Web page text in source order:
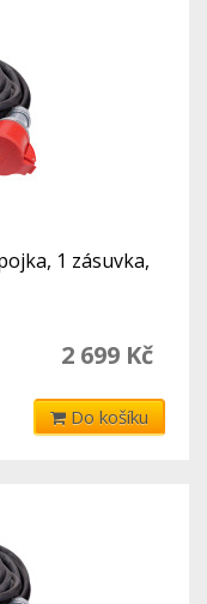
1 zásuvka,
2 699 Kč
Do košíku